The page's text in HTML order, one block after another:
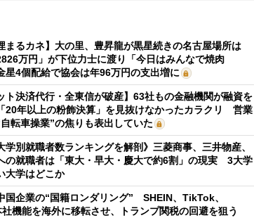
まるカネ】大の里、豊昇龍が黒星続きの名古屋場所は
万円」が下位力士に渡り「今日はみんなで焼肉
4個配給で協会は年96万円の支出増に
ト決済代行・全東信が破産】63社もの金融機関が融資を
20年以上の粉飾決算」を見抜けなかったカラクリ 営業
転車操業”の焦りも表出していた
学別就職者数ランキングを解剖》三菱商事、三井物産、
の就職者は「東大・早大・慶大で約6割」の現実 3大学
大学はどこか
国企業の“国籍ロンダリング” SHEIN、TikTok、
機能を海外に移転させ、トランプ関税の回避を狙う